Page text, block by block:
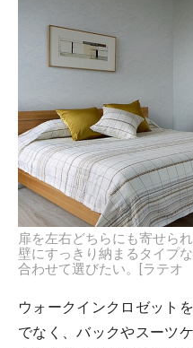
扉を左右どちらにも寄せら
壁にすっきり納まるタイプ
合わせて選びたい。[ラテ
ウォークインクロゼット
でなく、バックやスーツ